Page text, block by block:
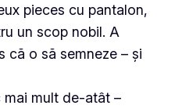
pieces cu pantalon,
un scop nobil. A
că o să semneze – și
mai mult de-atât –